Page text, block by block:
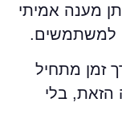
מענה אמיתי
זמן מתחיל
בלי